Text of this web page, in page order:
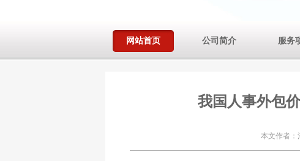
网站首页 公司简介 服务
我国人事外包
本文作者：